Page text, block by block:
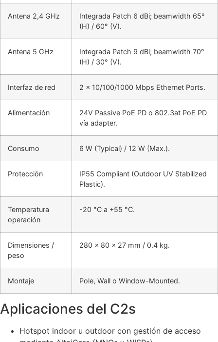
Antena 2,4 GHz
Integrada Patch 6 dBi; beamwidth 65°
(H) / 60° (V).
Antena 5 GHz
Integrada Patch 9 dBi; beamwidth 70°
(H) / 30° (V).
Interfaz de red 2 × 10/100/1000 Mbps Ethernet Ports.
Alimentación
24V Passive PoE PD o 802.3at PoE PD
vía adapter.
Consumo 6 W (Typical) / 12 W (Max.).
Protección
IP55 Compliant (Outdoor UV Stabilized
Plastic).
Temperatura
operación
-20 °C a +55 °C.
Dimensiones /
peso
280 × 80 × 27 mm / 0.4 kg.
Montaje Pole, Wall o Window-Mounted.
Aplicaciones del C2s
Hotspot indoor u outdoor con gestión de acceso